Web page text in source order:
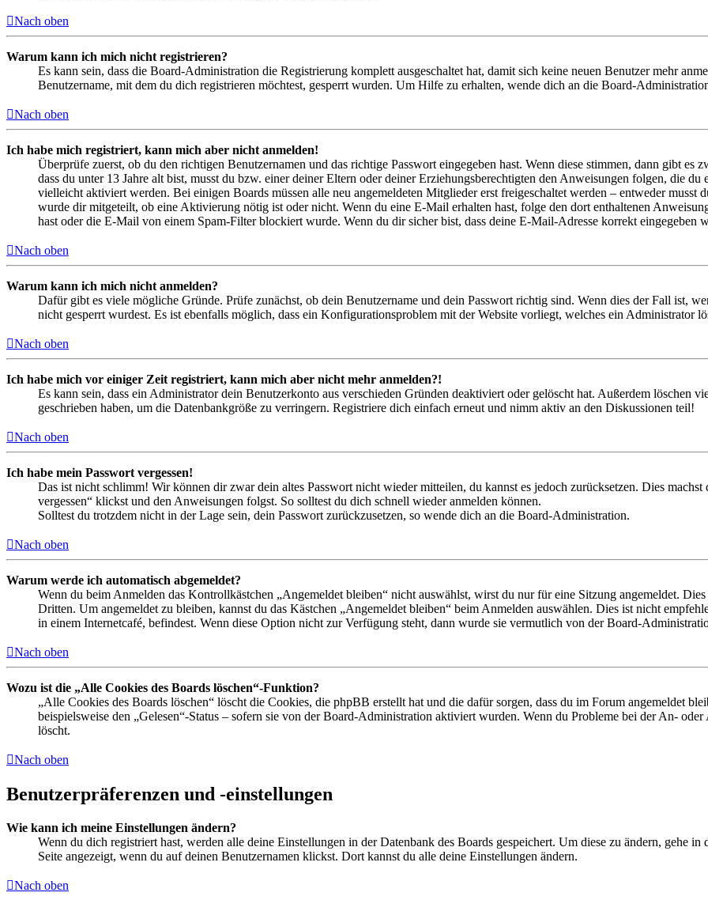
Nach oben
Warum kann ich mich nicht registrieren?
Es kann sein, dass die Board-Administration die Registrierung komplett ausgeschaltet hat, damit sich keine neuen Benutzer mehr
Benutzername, mit dem du dich registrieren möchtest, gesperrt wurden. Um Hilfe zu erhalten, wende dich an die Board-
Nach oben
Ich habe mich registriert, kann mich aber nicht anmelden!
Überprüfe zuerst, ob du den richtigen Benutzernamen und das richtige Passwort eingegeben hast. Wenn diese stimmen, dann gibt es
dass du unter 13 Jahre alt bist, musst du bzw. einer deiner Eltern oder deiner Erziehungsberechtigten den Anweisungen folgen, die
vielleicht aktiviert werden. Bei einigen Boards müssen alle neu angemeldeten Mitglieder erst freigeschaltet werden – entweder musst
wurde dir mitgeteilt, ob eine Aktivierung nötig ist oder nicht. Wenn du eine E-Mail erhalten hast, folge den dort enthaltenen
hast oder die E-Mail von einem Spam-Filter blockiert wurde. Wenn du dir sicher bist, dass deine E-Mail-Adresse korrekt eingegeben
Nach oben
Warum kann ich mich nicht anmelden?
Dafür gibt es viele mögliche Gründe. Prüfe zunächst, ob dein Benutzername und dein Passwort richtig sind. Wenn dies der Fall ist,
nicht gesperrt wurdest. Es ist ebenfalls möglich, dass ein Konfigurationsproblem mit der Website vorliegt, welches ein Administrator
Nach oben
Ich habe mich vor einiger Zeit registriert, kann mich aber nicht mehr anmelden?!
Es kann sein, dass ein Administrator dein Benutzerkonto aus verschieden Gründen deaktiviert oder gelöscht hat. Außerdem löschen
geschrieben haben, um die Datenbankgröße zu verringern. Registriere dich einfach erneut und nimm aktiv an den Diskussionen teil!
Nach oben
Ich habe mein Passwort vergessen!
Das ist nicht schlimm! Wir können dir zwar dein altes Passwort nicht wieder mitteilen, du kannst es jedoch zurücksetzen. Dies
vergessen“ klickst und den Anweisungen folgst. So solltest du dich schnell wieder anmelden können.
Solltest du trotzdem nicht in der Lage sein, dein Passwort zurückzusetzen, so wende dich an die Board-Administration.
Nach oben
Warum werde ich automatisch abgemeldet?
Wenn du beim Anmelden das Kontrollkästchen „Angemeldet bleiben“ nicht auswählst, wirst du nur für eine Sitzung angemeldet.
Dritten. Um angemeldet zu bleiben, kannst du das Kästchen „Angemeldet bleiben“ beim Anmelden auswählen. Dies ist nicht
in einem Internetcafé, befindest. Wenn diese Option nicht zur Verfügung steht, dann wurde sie vermutlich von der Board-
Nach oben
Wozu ist die „Alle Cookies des Boards löschen“-Funktion?
„Alle Cookies des Boards löschen“ löscht die Cookies, die phpBB erstellt hat und die dafür sorgen, dass du im Forum angemeldet
beispielsweise den „Gelesen“-Status – sofern sie von der Board-Administration aktiviert wurden. Wenn du Probleme bei der An-
löscht.
Nach oben
Benutzerpräferenzen und -einstellungen
Wie kann ich meine Einstellungen ändern?
Wenn du dich registriert hast, werden alle deine Einstellungen in der Datenbank des Boards gespeichert. Um diese zu ändern, gehe
Seite angezeigt, wenn du auf deinen Benutzernamen klickst. Dort kannst du alle deine Einstellungen ändern.
Nach oben